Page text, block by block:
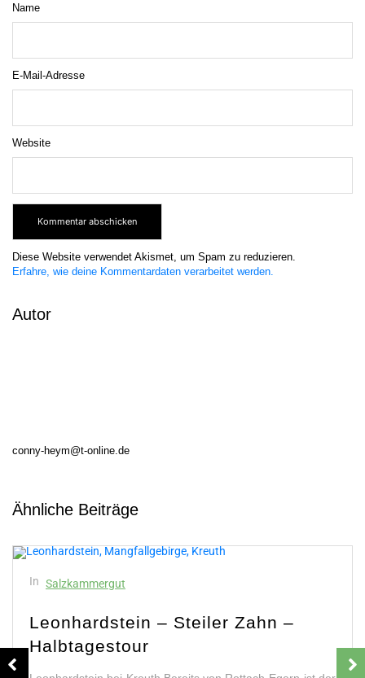
Name
E-Mail-Adresse
Website
Diese Website verwendet Akismet, um Spam zu reduzieren.
Erfahre, wie deine Kommentardaten verarbeitet werden.
Autor
conny-heym@t-online.de
Ähnliche Beiträge
In Salzkammergut
Grandios! Schafberg Spinnerin im
Salzkammergut